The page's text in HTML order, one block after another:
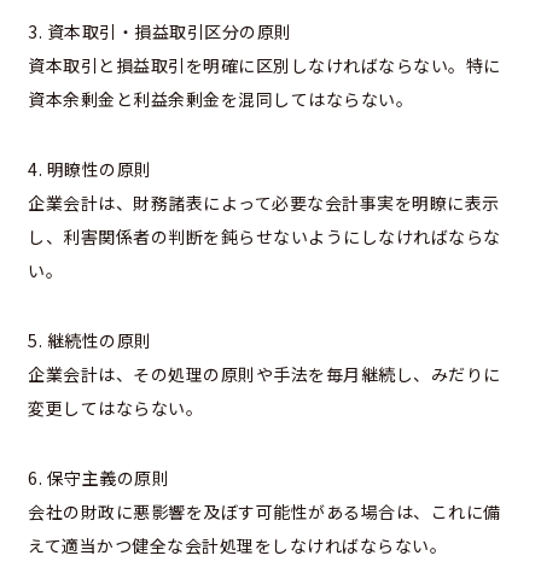
3. 資本取引・損益取引区分の原則
資本取引と損益取引を明確に区別しなければならない。特に
資本余剰金と利益余剰金を混同してはならない。
4. 明瞭性の原則
企業会計は、財務諸表によって必要な会計事実を明瞭に表示
し、利害関係者の判断を鈍らせないようにしなければならな
い。
5. 継続性の原則
企業会計は、その処理の原則や手法を毎月継続し、みだりに
変更してはならない。
6. 保守主義の原則
会社の財政に悪影響を及ぼす可能性がある場合は、これに備
えて適当かつ健全な会計処理をしなければならない。